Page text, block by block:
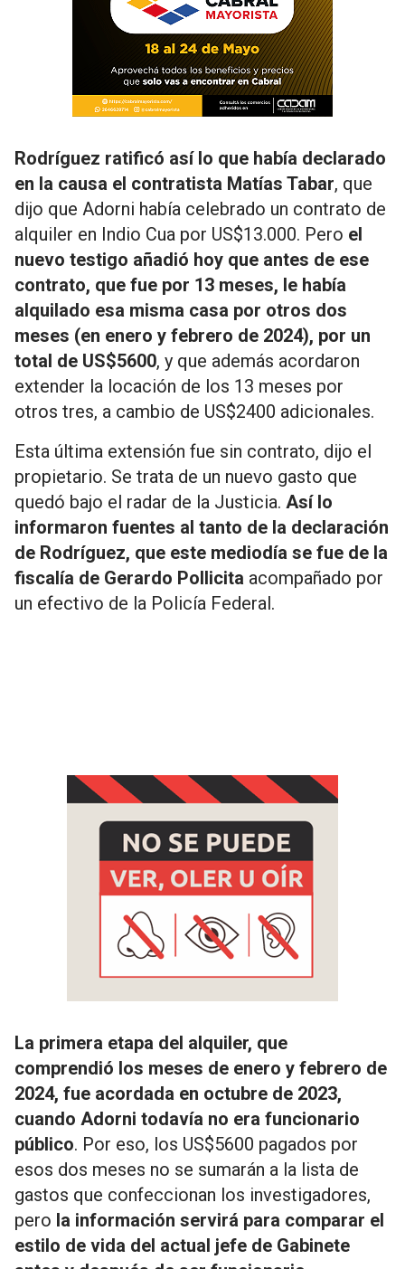
Rodríguez ratificó así lo que había declarado
en la causa el contratista Matías Tabar, que
dijo que Adorni había celebrado un contrato de
alquiler en Indio Cua por US$13.000. Pero el
nuevo testigo añadió hoy que antes de ese
contrato, que fue por 13 meses, le había
alquilado esa misma casa por otros dos
meses (en enero y febrero de 2024), por un
total de US$5600, y que además acordaron
extender la locación de los 13 meses por
otros tres, a cambio de US$2400 adicionales.
Esta última extensión fue sin contrato, dijo el
propietario. Se trata de un nuevo gasto que
quedó bajo el radar de la Justicia. Así lo
informaron fuentes al tanto de la declaración
de Rodríguez, que este mediodía se fue de la
fiscalía de Gerardo Pollicita acompañado por
un efectivo de la Policía Federal.
La primera etapa del alquiler, que
comprendió los meses de enero y febrero de
2024, fue acordada en octubre de 2023,
cuando Adorni todavía no era funcionario
público. Por eso, los US$5600 pagados por
esos dos meses no se sumarán a la lista de
gastos que confeccionan los investigadores,
pero la información servirá para comparar el
estilo de vida del actual jefe de Gabinete